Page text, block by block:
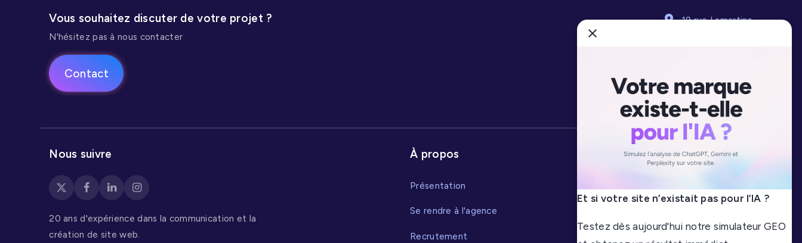
d'achat unique aux collectionneurs
et amateurs de Pokémon.
Vous souhaitez discuter de votre projet ?
N'hésitez pas à nous contacter
Contact
19 rue Lamartine
Nous suivre
20 ans d'expérience dans la communication et la
création de site web.
À propos
Présentation
Se rendre à l'agence
Recrutement
Liens utiles
Gestion des cookies
Et si votre site n’existait pas pour l’IA ?
Testez dès aujourd'hui notre simulateur GEO